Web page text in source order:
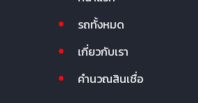
รถทั้งหมด
เกี่ยวกับเรา
คำนวณสินเชื่อ